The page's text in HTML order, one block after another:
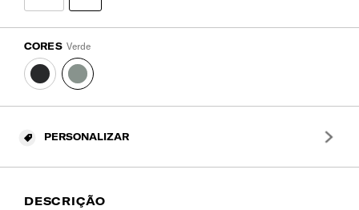
CORES Verde
PERSONALIZAR
DESCRIÇÃO